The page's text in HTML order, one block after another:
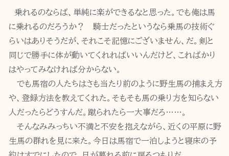
乗れるのならば、単純に楽ができるなと思った。でも俺は馬
に乗れるのだろうか？ 騎士だったというなら乗馬の技術ぐ
らいはありそうだが、それこそ記憶にございません、だ。剣と
同じで勝手に体が動いてくれればいいんだけど、こればかり
はやってみなければ分からない。
でも馬宿の人たちはさも当たり前のように野生馬の捕まえ方
や、登録方法を教えてくれた。そもそも馬の乗り方を知らない
人だったらどうすんだ。蹴られたら一大事だろ……。
そんなみみっちい不満と不安を抱えながら、近くの平原に野
生馬の群れを見に来た。今日は馬宿で一泊しようと寝床の予